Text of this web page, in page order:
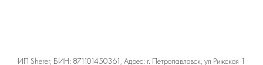
ИП Sherer, БИН: 871101450361, Адрес: г. Петропавловск, ул Рижская 1